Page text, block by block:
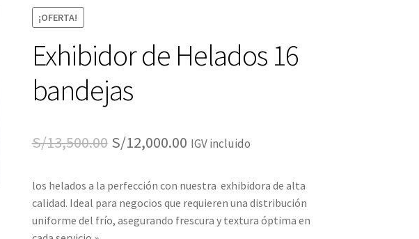
¡OFERTA!
Exhibidor de Helados 16
bandejas
S/13,500.00 El
original
era:
S/12,000.00El
actual
es:
IGV incluido
los helados a la perfección con nuestra exhibidora de alta
calidad. Ideal para negocios que requieren una distribución
uniforme del frío, asegurando frescura y textura óptima en